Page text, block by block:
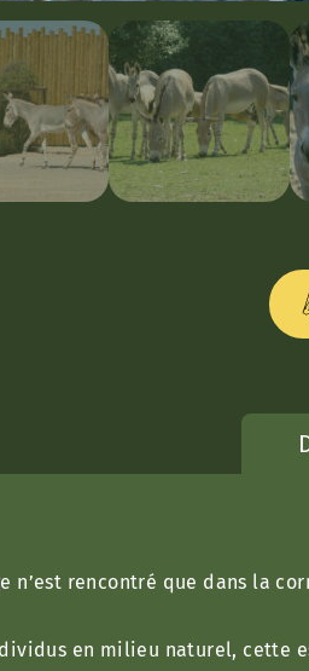
n’est rencontré que dans la
en milieu naturel,